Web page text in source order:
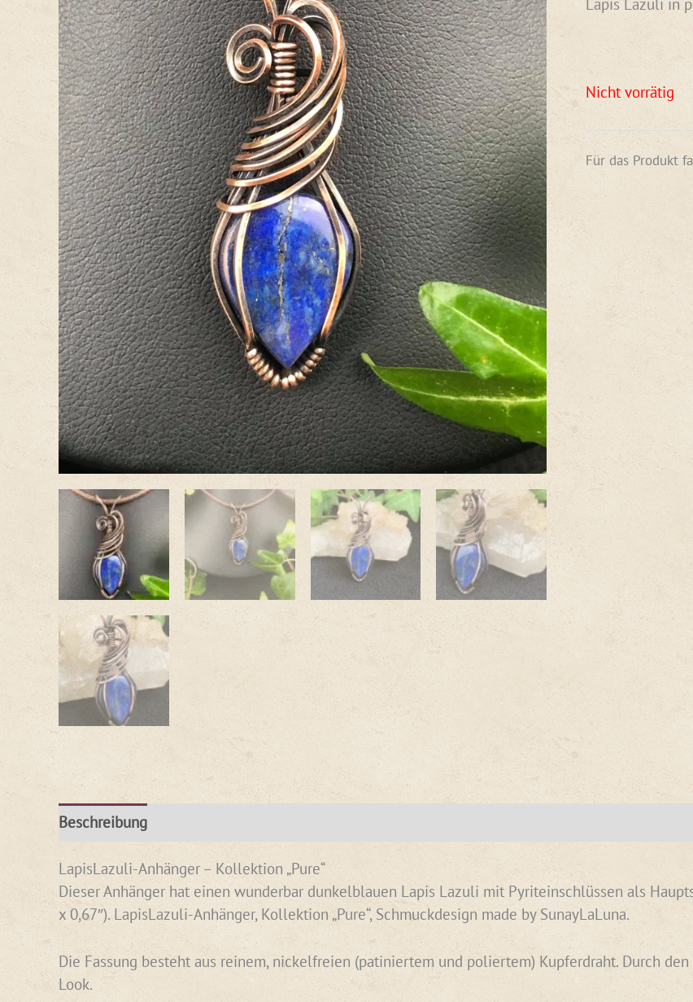
Nicht vorrätig
Für das Produkt
Beschreibung
LapisLazuli-Anhänger – Kollektion „Pure“
Dieser Anhänger hat einen wunderbar dunkelblauen Lapis Lazuli mit Pyriteinschlüssen als
x 0,67″). LapisLazuli-Anhänger, Kollektion „Pure“, Schmuckdesign made by SunayLaLuna.
Die Fassung besteht aus reinem, nickelfreien (patiniertem und poliertem) Kupferdraht. Durch
Look.